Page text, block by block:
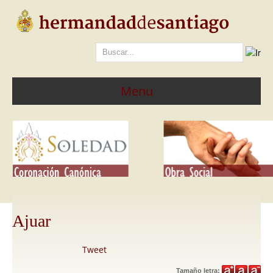
Menu
Inicio
Portada
Hermandad
de Santiago
Director Espiritual
Ajuar
Tweet
Tamaño letra: